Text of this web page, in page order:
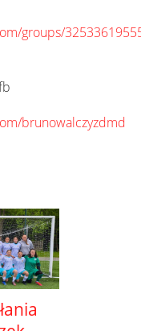
groups/
brunowalczyzdmd